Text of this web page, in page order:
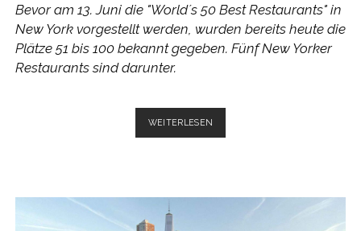
Bevor am 13. Juni die "World´s 50 Best Restaurants" in
New York vorgestellt werden, wurden bereits heute die
Plätze 51 bis 100 bekannt gegeben. Fünf New Yorker
Restaurants sind darunter.
WEITERLESEN
´S
2016